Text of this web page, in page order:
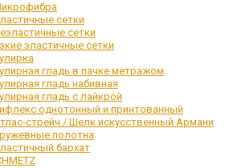
сетки
сетки
эластичные сетки
гладь в пачке метражом
гладь набивная
гладь с лайкрой
однотонный и принтованный
стрейч / Шелк искусственный Армани
полотна
бархат